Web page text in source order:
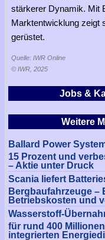
stärkerer Dynamik. Mit
Marktentwicklung zeigt
gerüstet.
Quelle: IWR Online
© IWR, 2025
Jobs &
Weitere
Ballard Power
15 Prozent und
– Aktie unter Druck
Scania liefert
Bergbaufahrzeuge –
Betriebskosten und
Wasserstoff-
für rund 400
integrierten